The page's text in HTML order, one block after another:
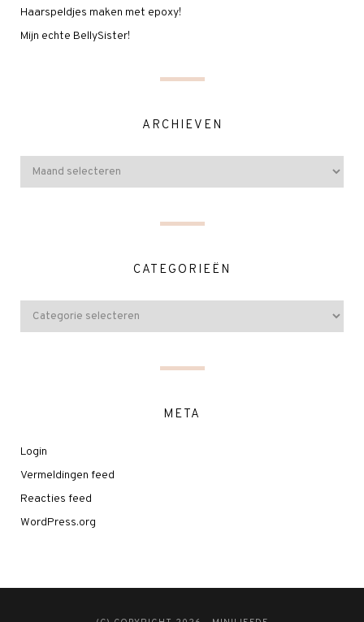
Haarspeldjes maken met epoxy!
Mijn echte BellySister!
ARCHIEVEN
CATEGORIEËN
META
Login
Vermeldingen feed
Reacties feed
WordPress.org